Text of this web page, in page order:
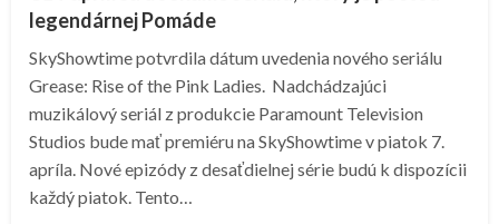
legendárnej Pomáde
SkyShowtime potvrdila dátum uvedenia nového seriálu
Grease: Rise of the Pink Ladies. Nadchádzajúci
muzikálový seriál z produkcie Paramount Television
Studios bude mať premiéru na SkyShowtime v piatok 7.
apríla. Nové epizódy z desaťdielnej série budú k dispozícii
každý piatok. Tento…